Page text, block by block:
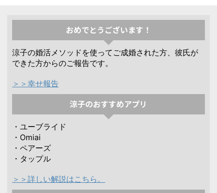
おめでとうございます！
涼子の婚活メソッドを使ってご成婚された方、彼氏が
できた方からのご報告です。
＞＞幸せ報告
涼子のおすすめアプリ
・ユーブライド
・Omiai
・ペアーズ
・タップル
＞＞詳しい解説はこちら。